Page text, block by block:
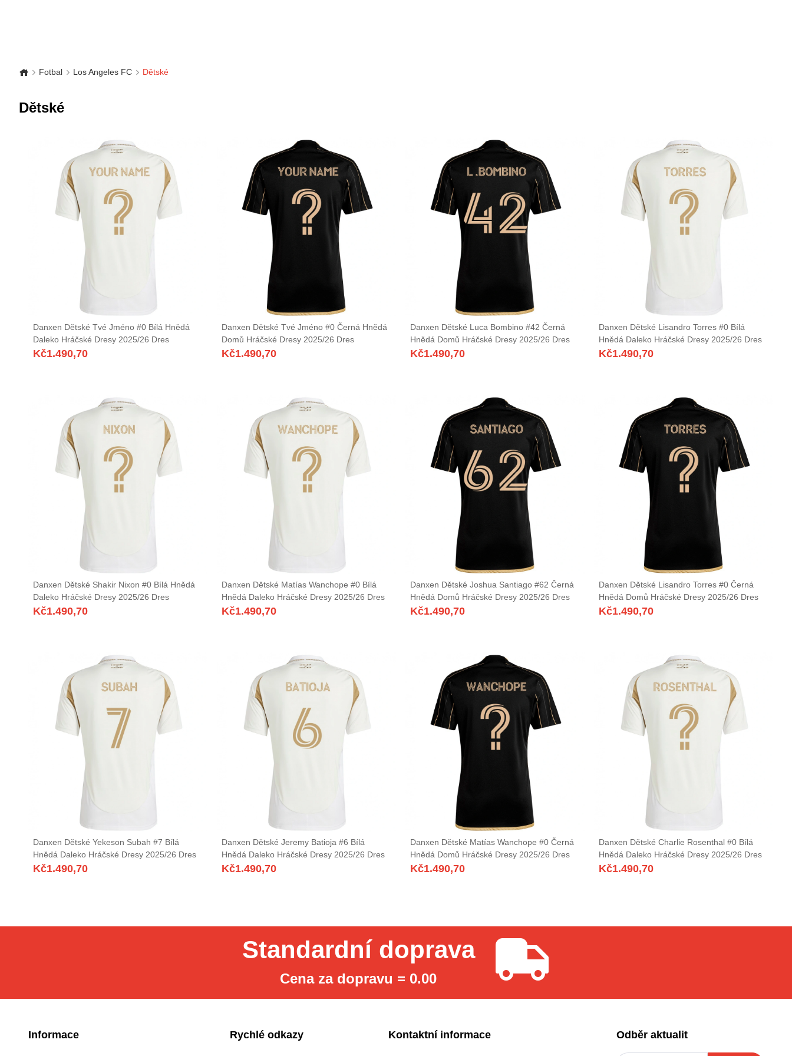
Fotbal Los Angeles FC Dětské
Dětské
Danxen Dětské Tvé Jméno #0 Bílá Hnědá
Daleko Hráčské Dresy 2025/26 Dres
Kč1.490,70
Danxen Dětské Tvé Jméno #0 Černá Hnědá
Domů Hráčské Dresy 2025/26 Dres
Kč1.490,70
Danxen Dětské Luca Bombino #42 Černá
Hnědá Domů Hráčské Dresy 2025/26 Dres
Kč1.490,70
Danxen Dětské Lisandro Torres #0 Bílá
Hnědá Daleko Hráčské Dresy 2025/26 Dres
Kč1.490,70
Danxen Dětské Shakir Nixon #0 Bílá Hnědá
Daleko Hráčské Dresy 2025/26 Dres
Kč1.490,70
Danxen Dětské Matías Wanchope #0 Bílá
Hnědá Daleko Hráčské Dresy 2025/26 Dres
Kč1.490,70
Danxen Dětské Joshua Santiago #62 Černá
Hnědá Domů Hráčské Dresy 2025/26 Dres
Kč1.490,70
Danxen Dětské Lisandro Torres #0 Černá
Hnědá Domů Hráčské Dresy 2025/26 Dres
Kč1.490,70
Danxen Dětské Yekeson Subah #7 Bílá
Hnědá Daleko Hráčské Dresy 2025/26 Dres
Kč1.490,70
Danxen Dětské Jeremy Batioja #6 Bílá
Hnědá Daleko Hráčské Dresy 2025/26 Dres
Kč1.490,70
Danxen Dětské Matías Wanchope #0 Černá
Hnědá Domů Hráčské Dresy 2025/26 Dres
Kč1.490,70
Danxen Dětské Charlie Rosenthal #0 Bílá
Hnědá Daleko Hráčské Dresy 2025/26 Dres
Kč1.490,70
Standardní doprava
Cena za dopravu = 0.00
Informace Rychlé odkazy Kontaktní informace Odběr aktualit